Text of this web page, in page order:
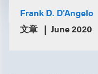
Frank D. D'Angelo
文章
June 2020